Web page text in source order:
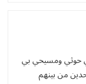
حوثي ومسيحي بي
من بينهم